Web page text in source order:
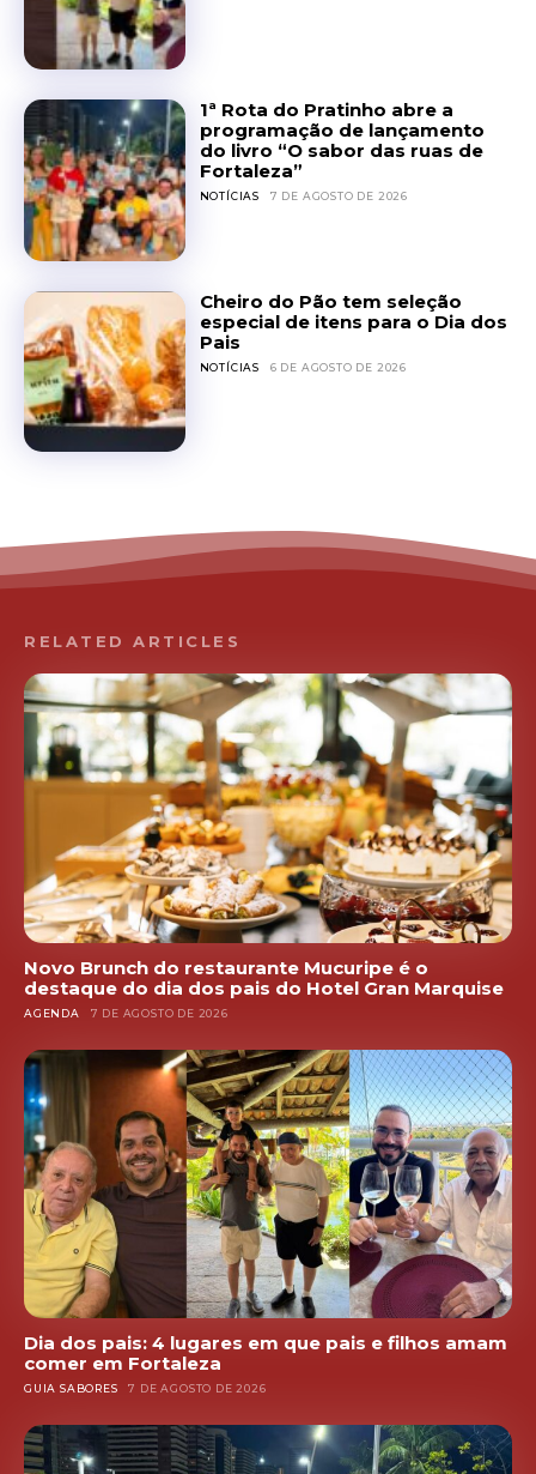
1ª Rota do Pratinho abre a
programação de lançamento
do livro “O sabor das ruas de
Fortaleza”
NOTÍCIAS 7 DE AGOSTO DE 2026
Cheiro do Pão tem seleção
especial de itens para o Dia dos
Pais
NOTÍCIAS 6 DE AGOSTO DE 2026
RELATED ARTICLES
Novo Brunch do restaurante Mucuripe é o
destaque do dia dos pais do Hotel Gran Marquise
AGENDA 7 DE AGOSTO DE 2026
Dia dos pais: 4 lugares em que pais e filhos amam
comer em Fortaleza
GUIA SABORES 7 DE AGOSTO DE 2026